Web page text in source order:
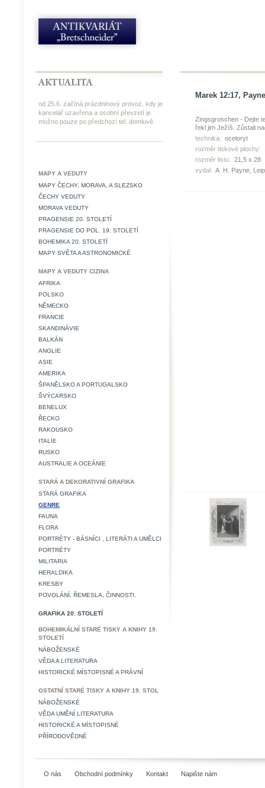
od 25.6. začíná prázdninový provoz, kdy je
kancelář uzavřena a osobní převzetí je
možno pouze po předchozí tel. domluvě
MAPY A VEDUTY
MAPY ČECHY, MORAVA, A SLEZSKO
ČECHY VEDUTY
MORAVA VEDUTY
PRAGENSIE 20. STOLETÍ
PRAGENSIE DO POL. 19. STOLETÍ
BOHEMIKA 20. STOLETÍ
MAPY SVĚTA A ASTRONOMICKÉ
MAPY A VEDUTY CIZINA
AFRIKA
POLSKO
NĚMECKO
FRANCIE
SKANDINÁVIE
BALKÁN
ANGLIE
ASIE
AMERIKA
ŠPANĚLSKO A PORTUGALSKO
ŠVÝCARSKO
BENELUX
ŘECKO
RAKOUSKO
ITALIE
RUSKO
AUSTRALIE A OCEÁNIE
STARÁ A DEKORATIVNÍ GRAFIKA
STARÁ GRAFIKA
GENRE
FAUNA
FLORA
PORTRÉTY - BÁSNÍCI , LITERÁTI A UMĚLCI
PORTRÉTY
MILITARIA
HERALDIKA
KRESBY
POVOLÁNÍ, ŘEMESLA, ČINNOSTI.
GRAFIKA 20. STOLETÍ
BOHEMIKÁLNÍ STARÉ TISKY A KNIHY 19.
STOLETÍ
NÁBOŽENSKÉ
VĚDA A LITERATURA
HISTORICKÉ MÍSTOPISNÉ A PRÁVNÍ
OSTATNÍ STARÉ TISKY A KNIHY 19. STOL
NÁBOŽENSKÉ
VĚDA UMĚNÍ LITERATURA
HISTORICKÉ A MÍSTOPISNÉ
PŘÍRODOVĚDNÉ
Marek 12:17,
Zingsgroschen - Dejte
řekl jim Ježíš. Zůstali
technika: oceloryt
rozměr tiskové plochy:
rozměr listu: 21,5 x 28
vydal: A. H. Payne,
O nás Obchodní podmínky Kontakt Napište nám